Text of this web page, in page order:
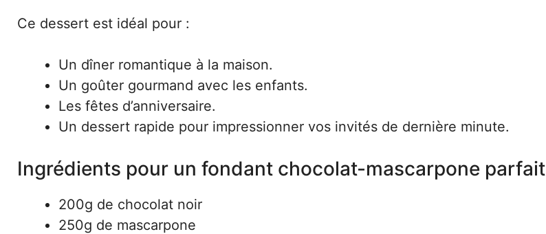
Ce dessert est idéal pour :
Un dîner romantique à la maison.
Un goûter gourmand avec les enfants.
Les fêtes d’anniversaire.
Un dessert rapide pour impressionner vos invités de dernière minute.
Ingrédients pour un fondant chocolat-mascarpone parfait
200g de chocolat noir
250g de mascarpone